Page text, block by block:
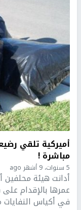
أميركية تلقي
مباشرة !
5 سنوات، 9 أشهر ago
أدانت هيئة محلفين
عمرها بالإقدام
في أكياس النفايات